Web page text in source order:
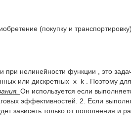
(покупку и
нелинейности функции , это
или дискретных x k . Поэтому
Он используется если
эффективностей. 2. Если
зависеть только от пополнения и